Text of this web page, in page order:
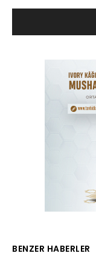
BENZER HABERLER